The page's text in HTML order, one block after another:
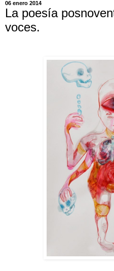
06 enero 2014
La poesía
voces.